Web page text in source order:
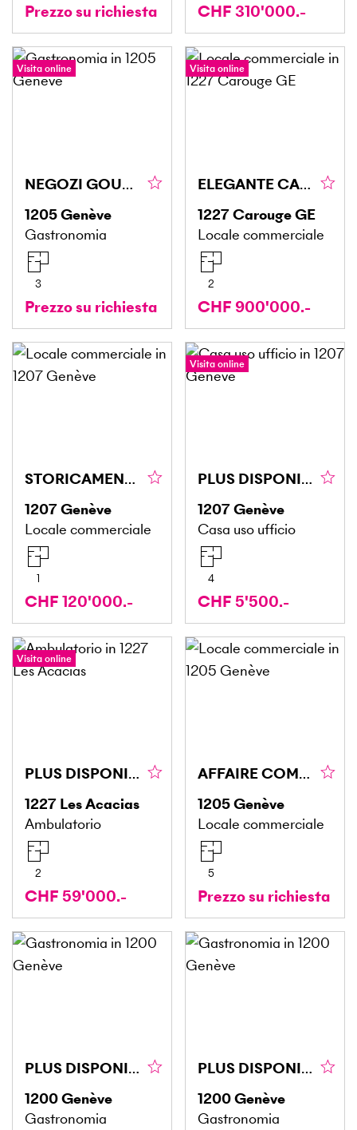
Prezzo su richiesta CHF 310'000.-
Visita online
NEGOZI GOURMET, QUARTIERI VIVACI
1205Genève
Gastronomia
3
Prezzo su richiesta
Visita online
ELEGANTE CANTINA IN CAROUGE
1227Carouge GE
Locale commerciale
2
CHF 900'000.-
STORICAMENTE, PER GLI APPASSIONATI DI MODELLISMO
1207Genève
Locale commerciale
1
CHF 120'000.-
Visita online
PLUS DISPONIBLE
1207Genève
Casa uso ufficio
4
CHF 5'500.-
Visita online
PLUS DISPONIBLE PLUS DISPONIBLE
1227 Les Acacias
Ambulatorio
2
CHF 59'000.-
AFFAIRE COMMERCE - SITUATION IDÉALE
1205Genève
Locale commerciale
5
Prezzo su richiesta
PLUS DISPONIBLE PLUS DISPONIBLE
1200Genève
Gastronomia
PLUS DISPONIBLE PLUS DISPONIBLE
1200Genève
Gastronomia